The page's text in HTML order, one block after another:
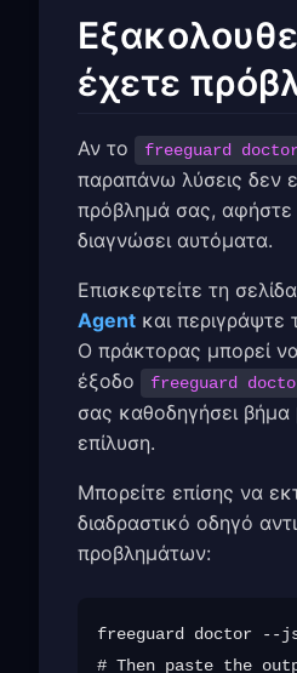
έχετε
Αν το freeguard
παραπάνω λύσεις δεν
πρόβλημά σας, αφήστε
διαγνώσει αυτόματα.
Επισκεφτείτε τη σελίδα
Agent και
Ο πράκτορας μπορεί
έξοδο
freeguard
σας καθοδηγήσει
επίλυση.
Μπορείτε επίσης να
διαδραστικό οδηγό
προβλημάτων:
freeguard doctor --